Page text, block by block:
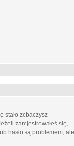
stało zobaczysz
zarejestrowałeś się,
hasło są problemem, ale